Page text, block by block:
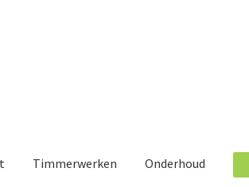
Timmerwerken Onderhoud